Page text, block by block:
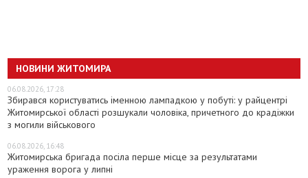
НОВИНИ ЖИТОМИРА
06.08.2026, 17:28
Збирався користуватись іменною лампадкою у побуті: у райцентрі
Житомирської області розшукали чоловіка, причетного до крадіжки
з могили військового
06.08.2026, 16:48
Житомирська бригада посіла перше місце за результатами
ураження ворога у липні